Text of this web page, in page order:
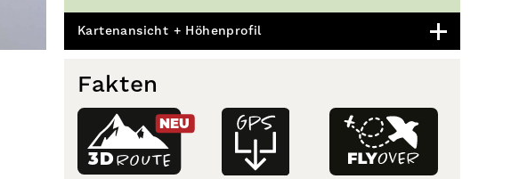
Kartenansicht + Höhenprofil
Fakten
ROUTE
3D
NEU